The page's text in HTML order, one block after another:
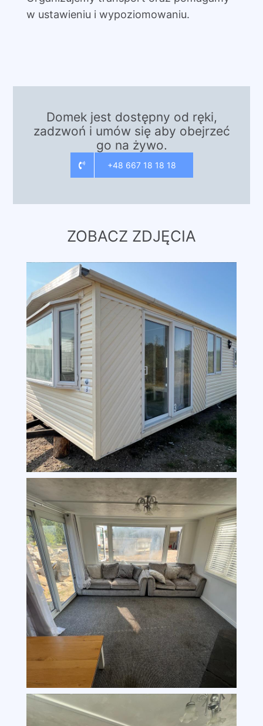
w ustawieniu i wypoziomowaniu.
Domek jest dostępny od ręki,
zadzwoń i umów się aby obejrzeć
go na żywo.
+48 667 18 18 18
ZOBACZ ZDJĘCIA